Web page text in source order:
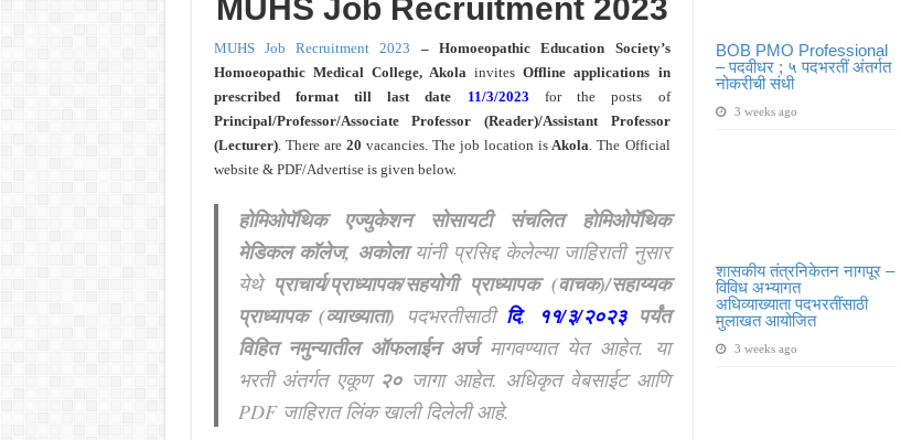
BOB PMO Professional
– पदवीधर ; ५ पदभरतीं अंतर्गत
नोकरीची संधी
3 weeks ago
शासकीय तंत्रनिकेतन नागपूर –
विविध अभ्यागत
अधिव्याख्याता पदभरतींसाठी
मुलाखत आयोजित
3 weeks ago
MUHS Job Recruitment 2023
MUHS Job Recruitment 2023 – Homoeopathic Education Society’s
Homoeopathic Medical College, AkolainvitesOffline applications in
prescribed format till last date 11/3/2023
for the posts of
Principal/Professor/Associate Professor (Reader)/Assistant Professor
(Lecturer). There are 20 vacancies. The job location is Akola. The Official
website & PDF/Advertise is given below.
होमिओपॅथिक एज्युकेशन सोसायटी संचलित होमिओपॅथिक
मेडिकल कॉलेज, अकोलायांनी प्रसिद्द केलेल्या जाहिराती नुसार
येथे प्राचार्य/प्राध्यापक/सहयोगी प्राध्यापक (वाचक)/सहाय्यक
प्राध्यापक (व्याख्याता) पदभरतीसाठीदि. ११/३/२०२३ पर्यंत
विहित नमुन्यातील ऑफलाईन अर्ज मागवण्यात येत आहेत. या
भरती अंतर्गत एकूण २०जागा आहेत. अधिकृत वेबसाईट आणि
PDF जाहिरात लिंक खाली दिलेली आहे.